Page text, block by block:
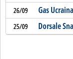
26/09 Gas
25/09 Dorsale